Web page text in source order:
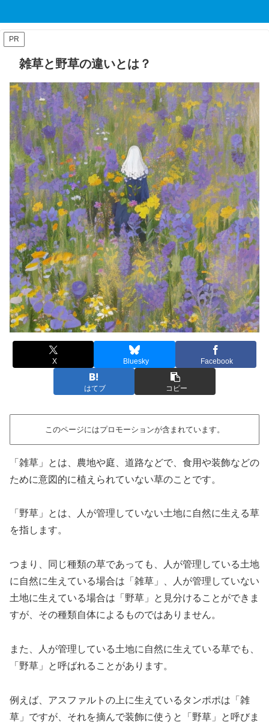
PR
雑草と野草の違いとは？
X Bluesky Facebook
はてブ コピー
このページにはプロモーションが含まれています。
「雑草」とは、農地や庭、道路などで、食用や装飾などの
ために意図的に植えられていない草のことです。
「野草」とは、人が管理していない土地に自然に生える草
を指します。
つまり、同じ種類の草であっても、人が管理している土地
に自然に生えている場合は「雑草」、人が管理していない
土地に生えている場合は「野草」と見分けることができま
すが、その種類自体によるものではありません。
また、人が管理している土地に自然に生えている草でも、
「野草」と呼ばれることがあります。
例えば、アスファルトの上に生えているタンポポは「雑
草」ですが、それを摘んで装飾に使うと「野草」と呼びま